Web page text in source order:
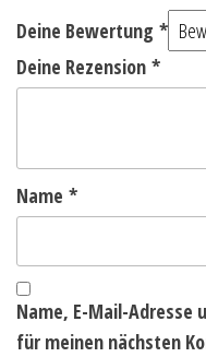
Deine Bewertung *
Deine Rezension *
Name *
Name, E-Mail-Adresse
für meinen nächsten